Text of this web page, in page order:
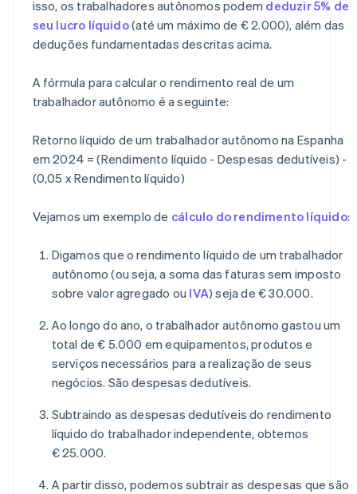
isso, os trabalhadores autônomos podem deduzir 5% de
seu lucro líquido(até um máximo de € 2.000), além das
deduções fundamentadas descritas acima.
A fórmula para calcular o rendimento real de um
trabalhador autônomo é a seguinte:
Retorno líquido de um trabalhador autônomo na Espanha
em 2024 = (Rendimento líquido - Despesas dedutíveis) -
(0,05 x Rendimento líquido)
Vejamos um exemplo de cálculo do rendimento líquido:
Digamos que o rendimento líquido de um trabalhador
autônomo (ou seja, a soma das faturas sem imposto
sobre valor agregado ou IVA) seja de € 30.000.
Ao longo do ano, o trabalhador autônomo gastou um
total de € 5.000 em equipamentos, produtos e
serviços necessários para a realização de seus
negócios. São despesas dedutíveis.
Subtraindo as despesas dedutíveis do rendimento
líquido do trabalhador independente, obtemos
€ 25.000.
A partir disso, podemos subtrair as despesas que são